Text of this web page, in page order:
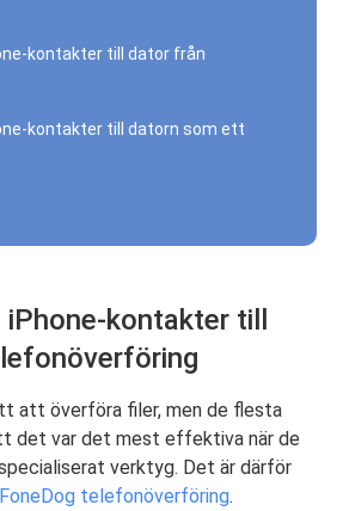
kontakter till dator från
kontakter till datorn som ett
kontakter till
att överföra filer, men de flesta
det var det mest effektiva när de
verktyg. Det är därför
FoneDog telefonöverföring.